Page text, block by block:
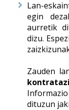
Lan-
egin
aurretik
dizu.
Zauden
dituzun